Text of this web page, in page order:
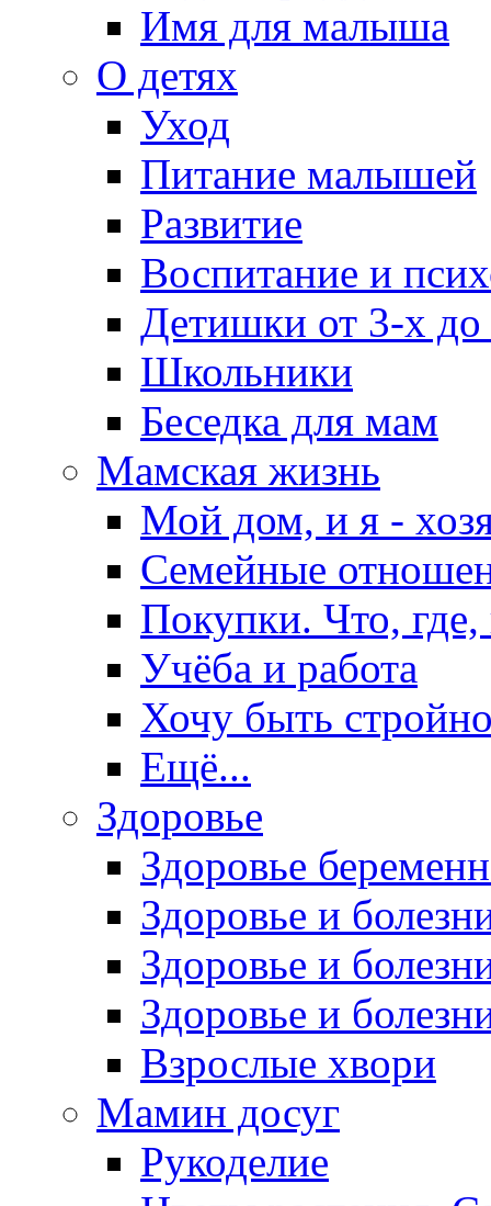
Имя для малыша
О детях
Уход
Питание малышей
Развитие
Воспитание и
Детишки от 3-х
Школьники
Беседка для мам
Мамская жизнь
Мой дом, и я -
Семейные
Покупки. Что, где,
Учёба и работа
Хочу быть
Ещё...
Здоровье
Здоровье
Здоровье и
Здоровье и
Здоровье и
Взрослые хвори
Мамин досуг
Рукоделие